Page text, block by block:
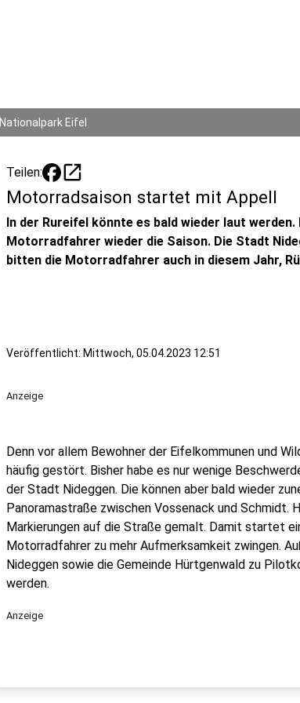
Nationalpark Eifel
Teilen: open_in_new
Motorradsaison startet mit Appell
In der Rureifel könnte es bald wieder laut
Motorradfahrer wieder die Saison. Die Stadt
bitten die Motorradfahrer auch in diesem Jahr,
Veröffentlicht: Mittwoch, 05.04.2023 12:51
Anzeige
Denn vor allem Bewohner der Eifelkommunen und
häufig gestört. Bisher habe es nur wenige
der Stadt Nideggen. Die können aber bald wieder
Panoramastraße zwischen Vossenack und Schmidt.
Markierungen auf die Straße gemalt. Damit startet
Motorradfahrer zu mehr Aufmerksamkeit zwingen.
Nideggen sowie die Gemeinde Hürtgenwald zu
werden.
Anzeige